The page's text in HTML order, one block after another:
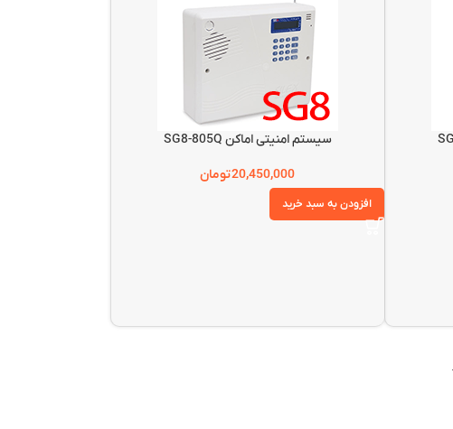
سیستم امنیتی اماکن SG8-805Q
20,450,000تومان
افزودن به سبد خرید